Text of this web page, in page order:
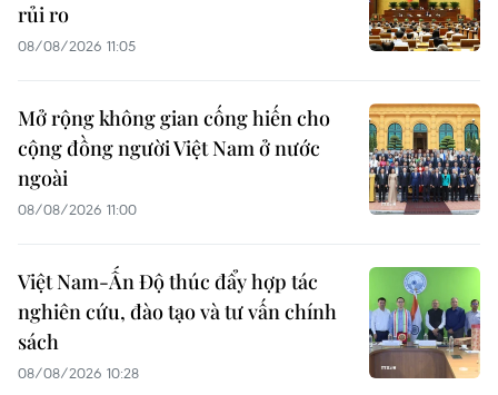
rủi ro
08/08/2026 11:05
Mở rộng không gian cống hiến cho
cộng đồng người Việt Nam ở nước
ngoài
08/08/2026 11:00
Việt Nam-Ấn Độ thúc đẩy hợp tác
nghiên cứu, đào tạo và tư vấn chính
sách
08/08/2026 10:28